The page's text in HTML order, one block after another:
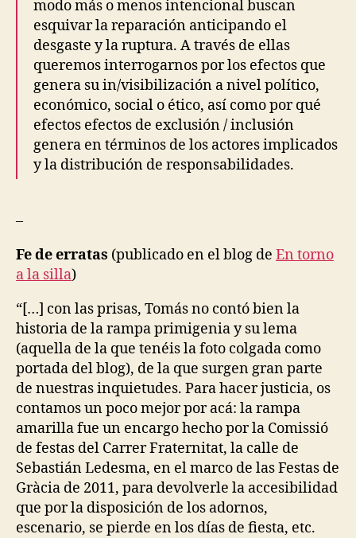
A
I
E
D
E
S
I
G
N
O
F
C
A
R
E
I
F
R
modo más o menos intencional buscan
esquivar la reparación anticipando el
desgaste y la ruptura. A través de ellas
queremos interrogarnos por los efectos que
genera su in/visibilización a nivel político,
económico, social o ético, así como por qué
efectos efectos de exclusión / inclusión
genera en términos de los actores implicados
y la distribución de responsabilidades.
–
Fe de erratas (publicado en el blog de En torno
a la silla)
“[…] con las prisas, Tomás no contó bien la
historia de la rampa primigenia y su lema
(aquella de la que tenéis la foto colgada como
portada del blog), de la que surgen gran parte
de nuestras inquietudes. Para hacer justicia, os
contamos un poco mejor por acá: la rampa
amarilla fue un encargo hecho por la Comissió
de festas del Carrer Fraternitat, la calle de
Sebastián Ledesma, en el marco de las Festas de
Gràcia de 2011, para devolverle la accesibilidad
que por la disposición de los adornos,
escenario, se pierde en los días de fiesta, etc.